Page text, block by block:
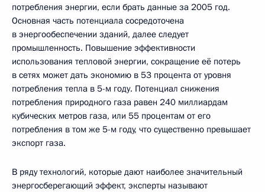
потребления энергии, если брать данные за 2005 год.
Основная часть потенциала сосредоточена
в энергообеспечении зданий, далее следует
промышленность. Повышение эффективности
использования тепловой энергии, сокращение её потерь
в сетях может дать экономию в 53 процента от уровня
потребления тепла в 5-м году. Потенциал снижения
потребления природного газа равен 240 миллиардам
кубических метров газа, или 55 процентам от его
потребления в том же 5-м году, что существенно превышает
экспорт газа.
В ряду технологий, которые дают наиболее значительный
энергосберегающий эффект, эксперты называют